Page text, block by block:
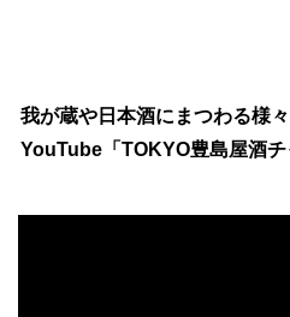
我が蔵や日本酒にまつわる様
YouTube「TOKYO豊島屋酒チ